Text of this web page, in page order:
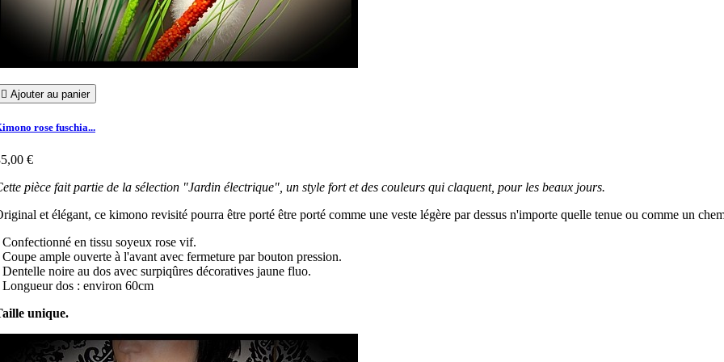
 Ajouter au panier
rose fuschia...
€
pièce fait partie de la sélection "Jardin électrique", un style fort et des couleurs qui claquent, pour les beaux jours.
et élégant, ce kimono revisité pourra être porté être porté comme une veste légère par dessus n'importe quelle tenue ou comme un
Confectionné en tissu soyeux rose vif.
Coupe ample ouverte à l'avant avec fermeture par bouton pression.
Dentelle noire au dos avec surpiqûres décoratives jaune fluo.
Longueur dos : environ 60cm
unique.